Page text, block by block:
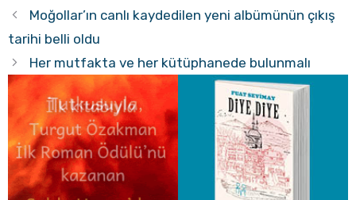
Moğollar’ın canlı kaydedilen yeni albümünün çıkış
tarihi belli oldu
Her mutfakta ve her kütüphanede bulunmalı